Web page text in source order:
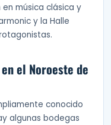
música clásica y
y la Halle
el Noroeste de
conocido
algunas bodegas